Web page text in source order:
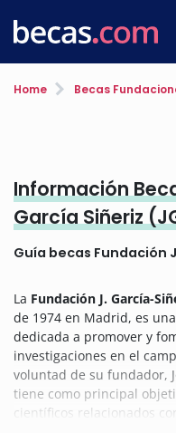
Home Becas
Información
García Siñeriz
Guía becas Fundación
La Fundación J. García-
de 1974 en Madrid, es
dedicada a promover y
investigaciones en el
voluntad de su fundador,
tiene como principal
científicos relacionados